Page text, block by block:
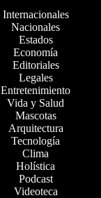
Internacionales
Nacionales
Estados
Economía
Editoriales
Legales
Entretenimiento
Vida y Salud
Mascotas
Arquitectura
Tecnología
Clima
Holística
Podcast
Videoteca